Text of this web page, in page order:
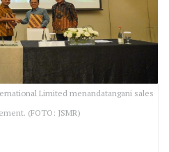
Limited menandatangani sales
(FOTO: JSMR)